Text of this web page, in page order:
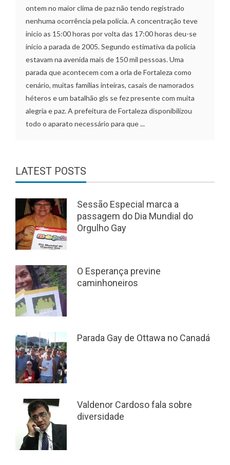
ontem no maior clima de paz não tendo registrado
nenhuma ocorrência pela policia. A concentração teve
inicio as 15:00 horas por volta das 17:00 horas deu-se
inicio a parada de 2005. Segundo estimativa da policia
estavam na avenida mais de 150 mil pessoas. Uma
parada que acontecem com a orla de Fortaleza como
cenário, muitas famílias inteiras, casais de namorados
héteros e um batalhão gls se fez presente com muita
alegria e paz. A prefeitura de Fortaleza disponibilizou
todo o aparato necessário para que ...
LATEST POSTS
Sessão Especial marca a
passagem do Dia Mundial do
Orgulho Gay
O Esperança previne
caminhoneiros
Parada Gay de Ottawa no Canadá
Valdenor Cardoso fala sobre
diversidade